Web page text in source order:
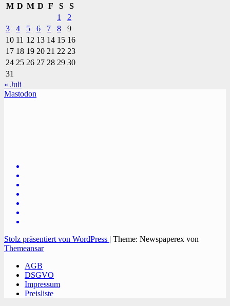
M D M D F S
S
1
2
3
4 5 6 7 8
9
10 11 12 13 14 15 16
17 18 19 20 21 22 23
24 25 26 27 28 29 30
31
« Juli
Mastodon
Stolz präsentiert von WordPress | Theme: Newspaperex von
Themeansar
AGB
DSGVO
Impressum
Preisliste